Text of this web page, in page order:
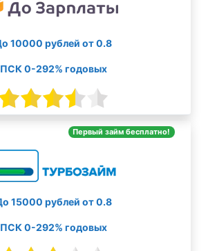
10000 рублей от 0.8
ПСК 0-292% годовых
Первый займ бесплатно!
15000 рублей от 0.8
ПСК 0-292% годовых